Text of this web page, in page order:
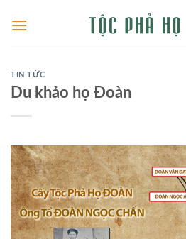
TIN TỨC
Du khảo họ Đoàn